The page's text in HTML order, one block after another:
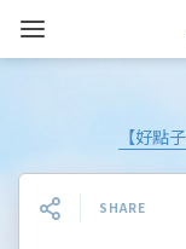
【好點
SHARE